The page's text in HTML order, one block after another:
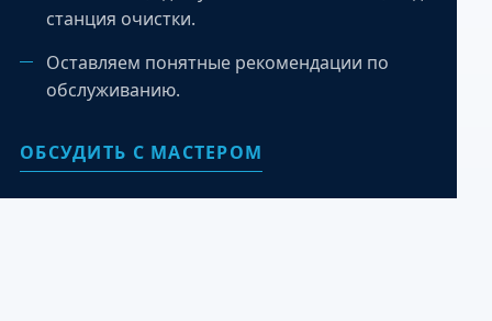
станция очистки.
Оставляем понятные рекомендации по
обслуживанию.
ОБСУДИТЬ С МАСТЕРОМ